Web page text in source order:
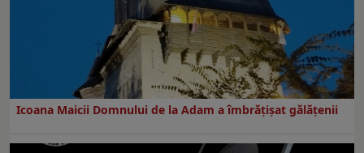
Icoana Maicii Domnului de la Adam a îmbrățișat gălățenii